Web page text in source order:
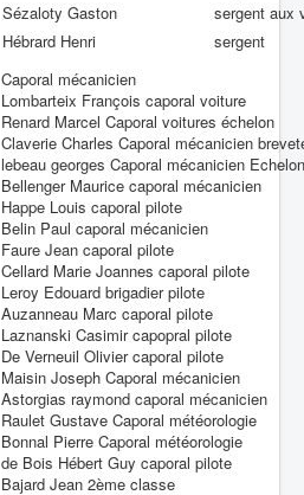
Sézaloty Gaston
sergent aux
Hébrard Henri
sergent
Caporal mécanicien
Lombarteix François caporal voiture
Renard Marcel Caporal voitures échelon
Claverie Charles Caporal mécanicien
lebeau georges Caporal mécanicien Echelon
Bellenger Maurice caporal mécanicien
Happe Louis caporal pilote
Belin Paul caporal mécanicien
Faure Jean caporal pilote
Cellard Marie Joannes caporal pilote
Leroy Edouard brigadier pilote
Auzanneau Marc caporal pilote
Laznanski Casimir capopral pilote
De Verneuil Olivier caporal pilote
Maisin Joseph Caporal mécanicien
Astorgias raymond caporal mécanicien
Raulet Gustave Caporal météorologie
Bonnal Pierre Caporal météorologie
de Bois Hébert Guy caporal pilote
Bajard Jean 2ème classe